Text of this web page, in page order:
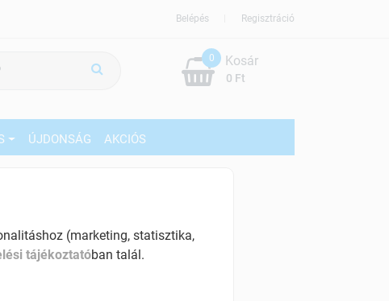
Regisztráció
Belépés
0
0 Ft
Kosár
ÚJDONSÁG AKCIÓS
27% ÁFÁ-val , [37982 Ft/kg]
Készletinformáció:
(marketing, statisztika,
tájékoztatóban talál.